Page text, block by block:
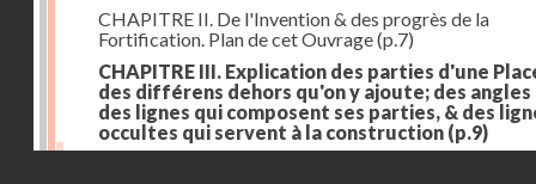
CHAPITRE II. De l'Invention & des progrès de la
Fortification. Plan de cet Ouvrage(p.7)
CHAPITRE III. Explication des parties d'une
des différens dehors qu'on y ajoute; des angles
des lignes qui composent ses parties, & des
occultes qui servent à la construction (p.9)
Des lignes & des angles qui composent les parties